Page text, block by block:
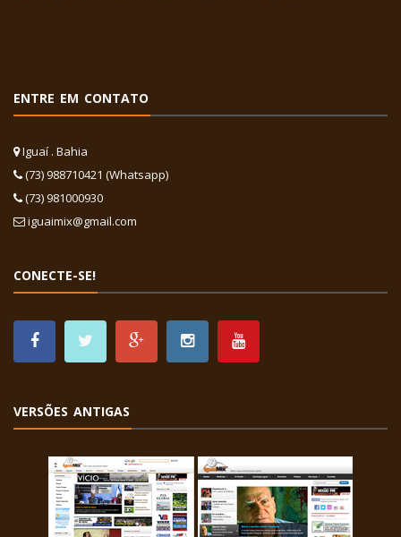
ENTRE EM CONTATO
Iguaí . Bahia
(73) 988710421 (Whatsapp)
(73) 981000930
iguaimix@gmail.com
CONECTE-SE!
VERSÕES ANTIGAS